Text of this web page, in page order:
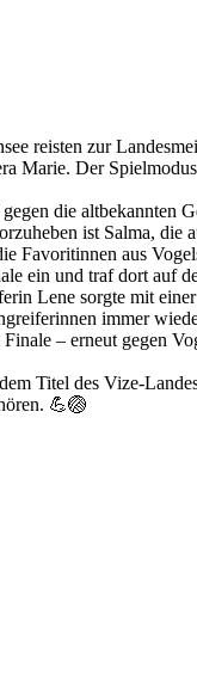
reisten zur
Marie. Der
die altbekannten
ist Salma,
Favoritinnen aus
ein und traf dort auf
Lene sorgte mit
immer
– erneut gegen
Titel des Vize-
💪🏐